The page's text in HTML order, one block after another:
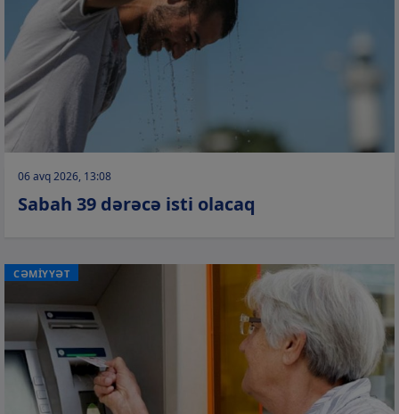
06 avq 2026, 13:08
Sabah 39 dərəcə isti olacaq
CƏMİYYƏT